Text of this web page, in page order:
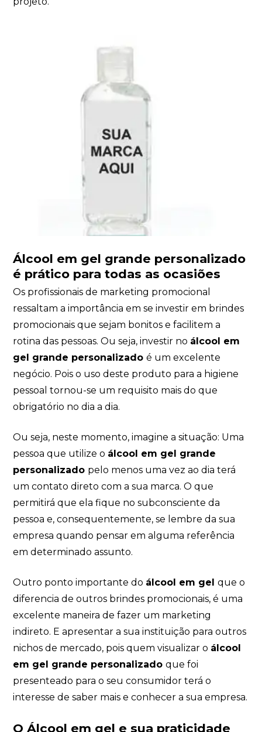
Álcool em gel grande personalizado
é prático para todas as ocasiões
Os profissionais de marketing promocional
ressaltam a importância em se investir em brindes
promocionais que sejam bonitos e facilitem a
rotina das pessoas. Ou seja, investir no álcool em
gel grande personalizadoé um excelente
negócio. Pois o uso deste produto para a higiene
pessoal tornou-se um requisito mais do que
obrigatório no dia a dia.
Ou seja, neste momento, imagine a situação: Uma
pessoa que utilize o álcool em gel grande
personalizado pelo menos uma vez ao dia terá
um contato direto com a sua marca. O que
permitirá que ela fique no subconsciente da
pessoa e, consequentemente, se lembre da sua
empresa quando pensar em alguma referência
em determinado assunto.
Outro ponto importante do álcool em gelque o
diferencia de outros brindes promocionais, é uma
excelente maneira de fazer um marketing
indireto. E apresentar a sua instituição para outros
nichos de mercado, pois quem visualizar o álcool
em gel grande personalizadoque foi
presenteado para o seu consumidor terá o
interesse de saber mais e conhecer a sua empresa.
O Álcool em gel e sua praticidade